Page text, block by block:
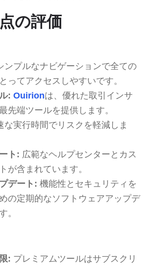
の評価
ンプルなナビゲーションで全ての
ってアクセスしやすいです。
: Ouirionは、優れた取引インサ
先端ツールを提供します。
な実行時間でリスクを軽減しま
ト: 広範なヘルプセンターとカス
が含まれています。
デート: 機能性とセキュリティを
の定期的なソフトウェアアップデ
。
: プレミアムツールはサブスクリ